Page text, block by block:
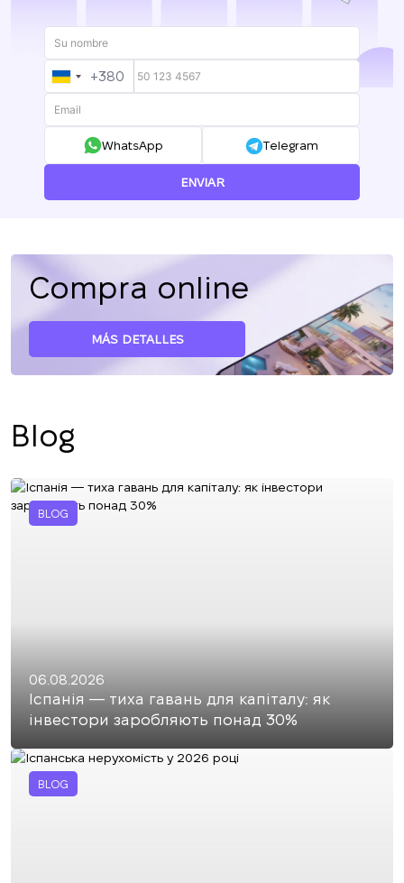
UKRAINE
+380
+380
WhatsApp Telegram
ENVIAR
Compra online
MÁS DETALLES
Blog
BLOG
06.08.2026
Іспанія — тиха гавань для капіталу: як
інвестори заробляють понад 30%
BLOG